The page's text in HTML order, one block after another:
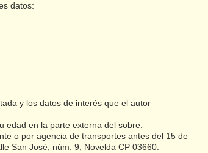
datos:
y los datos de interés que el autor
edad en la parte externa del sobre.
o por agencia de transportes antes del 15 de
San José, núm. 9, Novelda CP 03660.